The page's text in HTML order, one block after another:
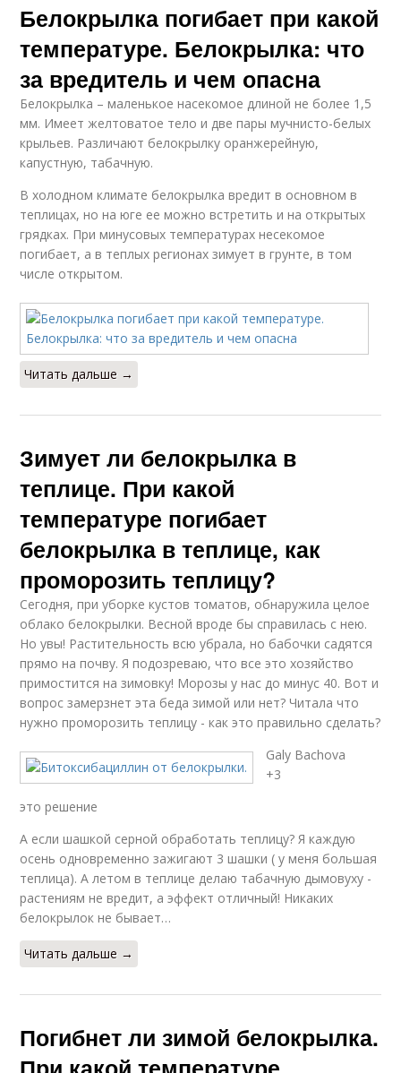
Белокрылка погибает при какой
температуре. Белокрылка: что
за вредитель и чем опасна
Белокрылка – маленькое насекомое длиной не более 1,5
мм. Имеет желтоватое тело и две пары мучнисто-белых
крыльев. Различают белокрылку оранжерейную,
капустную, табачную.
В холодном климате белокрылка вредит в основном в
теплицах, но на юге ее можно встретить и на открытых
грядках. При минусовых температурах несекомое
погибает, а в теплых регионах зимует в грунте, в том
числе открытом.
Читать дальше →
Зимует ли белокрылка в
теплице. При какой
температуре погибает
белокрылка в теплице, как
проморозить теплицу?
Сегодня, при уборке кустов томатов, обнаружила целое
облако белокрылки. Весной вроде бы справилась с нею.
Но увы! Растительность всю убрала, но бабочки садятся
прямо на почву. Я подозреваю, что все это хозяйство
примостится на зимовку! Морозы у нас до минус 40. Вот и
вопрос замерзнет эта беда зимой или нет? Читала что
нужно проморозить теплицу - как это правильно сделать?
Galy Bachova
+3
это решение
А если шашкой серной обработать теплицу? Я каждую
осень одновременно зажигают 3 шашки ( у меня большая
теплица). А летом в теплице делаю табачную дымовуху -
растениям не вредит, а эффект отличный! Никаких
белокрылок не бывает…
Читать дальше →
Погибнет ли зимой белокрылка.